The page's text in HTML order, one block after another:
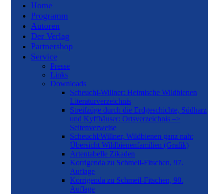
Home
Programm
Autoren
Der Verlag
Partnershop
Service
Presse
Links
Downloads
Scheuchl-Willner: Heimische Wildbienen
Literaturverzeichnis
Streifzüge durch die Erdgeschichte, Südharz
und Kyffhäuser: Ortsverzeichnis –>
Seitenverweise
Scheuchl/Willner, Wildbienen ganz nah:
Übersicht Wildbienenfamilien (Grafik)
Artentabelle Zikaden
Korrigenda zu Schmeil-Fitschen, 97.
Auflage
Korrigenda zu Schmeil-Fitschen, 98.
Auflage